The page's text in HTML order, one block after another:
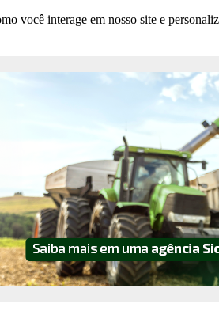
você interage em nosso site e